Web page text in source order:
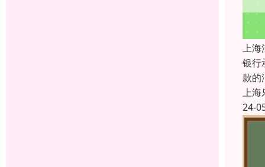
上海
银行
款的
上海
24-